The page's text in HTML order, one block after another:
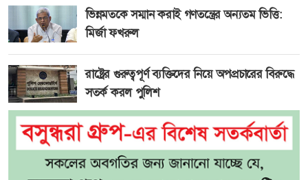
ভিন্নমতকে সম্মান করাই গণতন্ত্রের অন্যতম ভিত্তি:
মির্জা ফখরুল
রাষ্ট্রের গুরুত্বপূর্ণ ব্যক্তিদের নিয়ে অপপ্রচারের বিরুদ্ধে
সতর্ক করল পুলিশ